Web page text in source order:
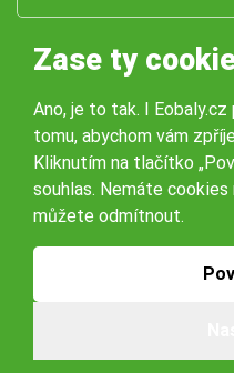
Naše pobočky:
Obchodní podmínky
Zase ty
Ano, je to tak. I
tomu, abychom vám
Kliknutím na tlačítko
souhlas. Nemáte cookies
můžete odmítnout.